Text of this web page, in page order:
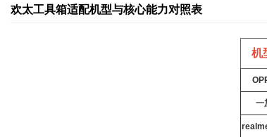
欢太工具箱适配机型与核心能力对照表
机
一